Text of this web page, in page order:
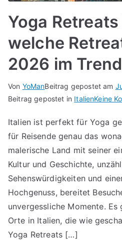
Yoga
welche
2026 im Trend
Von YoManBeitrag gepostet am
Beitrag gepostet in ItalienKeine
Italien ist perfekt für Yoga
für Reisende genau das
malerische Land mit seiner
Kultur und Geschichte,
Sehenswürdigkeiten und
Hochgenuss, bereitet
unvergessliche Momente.
Orte in Italien, die wie
Yoga Retreats […]